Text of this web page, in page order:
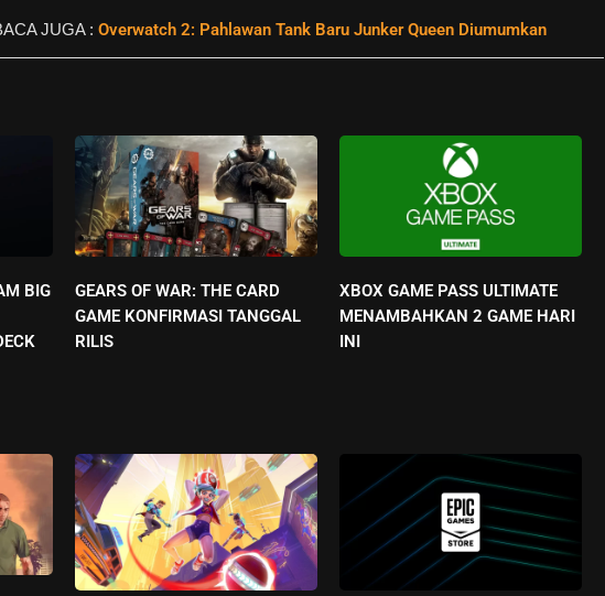
JUGA : Overwatch 2: Pahlawan Tank Baru Junker Queen Diumumkan
BIG
GEARS OF WAR: THE CARD
GAME KONFIRMASI TANGGAL
RILIS
XBOX GAME PASS ULTIMATE
MENAMBAHKAN 2 GAME HARI
INI